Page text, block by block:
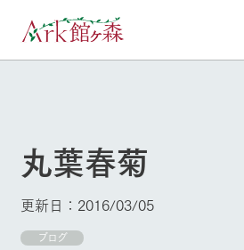
牧場へ行
く
よく見られている情報
今日の牧
Ark館ヶ森について
丸葉春菊
更新日：2016/03/05
ブログ